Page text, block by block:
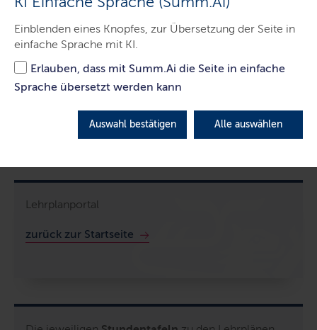
Einblenden eines Knopfes, zur Übersetzung der Seite in
einfache Sprache mit KI.
Erlauben, dass mit Summ.Ai die Seite in einfache
Sprache übersetzt werden kann
Auswahl bestätigen Alle auswählen
Lehrplanportal
zurück zur Startseite